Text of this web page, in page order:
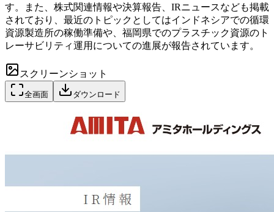
す。また、株式関連情報や決算報告、IRニュースなども掲載
されており、最近のトピックとしてはインドネシアでの循環
資源製造所の稼働準備や、福岡県でのプラスチック資源のト
レーサビリティ運用についての進展が報告されています。
スクリーンショット
全画面 ダウンロード